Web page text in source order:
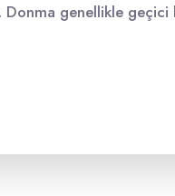
Donma genellikle geçici